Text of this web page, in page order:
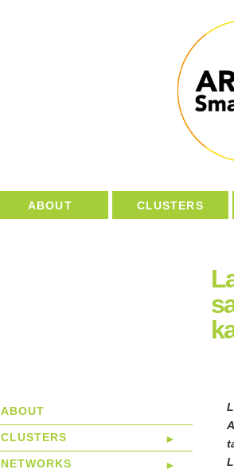
ABOUT CLUSTERS
ABOUT
CLUSTERS
NETWORKS